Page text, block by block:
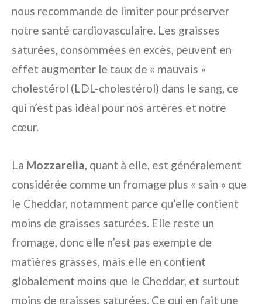
nous recommande de limiter pour préserver
notre santé cardiovasculaire. Les graisses
saturées, consommées en excès, peuvent en
effet augmenter le taux de « mauvais »
cholestérol (LDL-cholestérol) dans le sang, ce
qui n’est pas idéal pour nos artères et notre
cœur.
La Mozzarella, quant à elle, est généralement
considérée comme un fromage plus « sain » que
le Cheddar, notamment parce qu’elle contient
moins de graisses saturées. Elle reste un
fromage, donc elle n’est pas exempte de
matières grasses, mais elle en contient
globalement moins que le Cheddar, et surtout
moins de graisses saturées. Ce qui en fait une